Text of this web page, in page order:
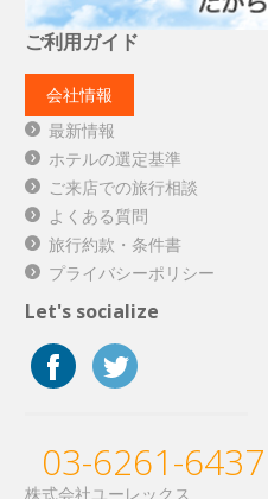
ご利用ガイド
会社情報
最新情報
ホテルの選定基準
ご来店での旅行相談
よくある質問
旅行約款・条件書
プライバシーポリシー
Let's socialize
03-6261-6437
株式会社ユーレックス